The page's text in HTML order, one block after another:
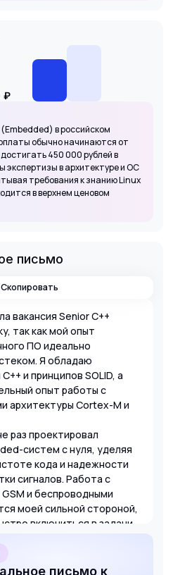
₽
в российском
обычно начинаются от
450 000 рублей в
экспертизы в архитектуре и ОС
требования к знанию Linux
в верхнем ценовом
письмо
Скопировать
вакансия Senior C++
так как мой опыт
ПО идеально
Я обладаю
и принципов SOLID, а
опыт работы с
архитектуры Cortex-M и
раз проектировал
систем с нуля, уделяя
кода и надежности
сигналов. Работа с
и беспроводными
моей сильной стороной,
включиться в задачи
мониторинга
IoT.
письмо к